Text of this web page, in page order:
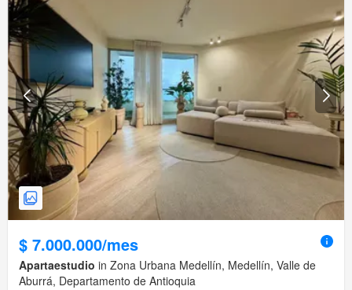
$ 7.000.000/mes
Apartaestudio in Zona Urbana Medellín, Medellín, Valle de
Aburrá, Departamento de Antioquia